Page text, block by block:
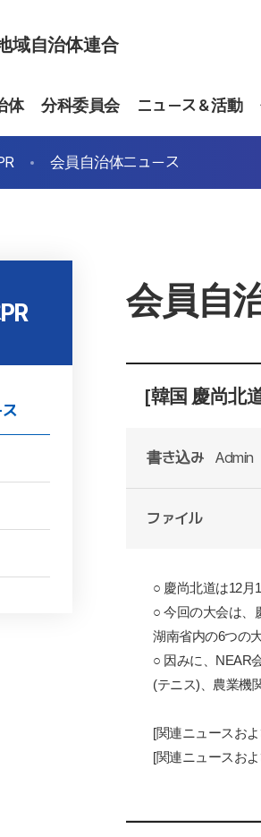
域自治体連合
体 分科委員会 ニュース＆活動
会員自治体ニュース
会員自
[韓国 慶尚北
書き込み Admin
ファイル
○ 慶尚北道は12月
○ 今回の大会は、
湖南省内の6つの
○ 因みに、 NEAR
(テニス) 、農業機
[関連ニュ ースお
[関連ニュ ースお